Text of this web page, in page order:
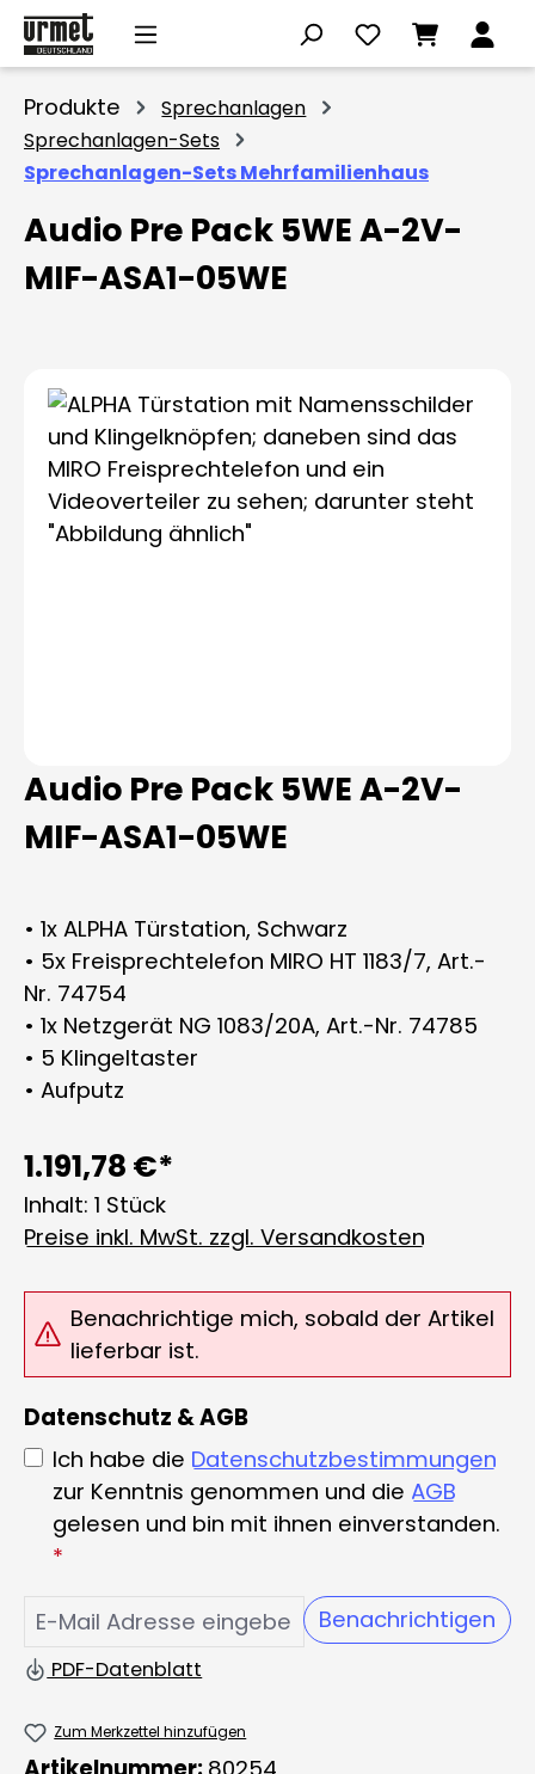
Zum Hauptinhalt springen
Produkte
Sprechanlagen
Sprechanlagen-Sets
Sprechanlagen-Sets Mehrfamilienhaus
Audio Pre Pack 5WE A-2V-
MIF-ASA1-05WE
Bildergalerie überspringen
Audio Pre Pack 5WE A-2V-
MIF-ASA1-05WE
• 1x ALPHA Türstation, Schwarz
• 5x Freisprechtelefon MIRO HT 1183/7, Art.-
Nr. 74754
• 1x Netzgerät NG 1083/20A, Art.-Nr. 74785
• 5 Klingeltaster
• Aufputz
1.191,78 €*
Inhalt: 1 Stück
Preise inkl. MwSt. zzgl. Versandkosten
Benachrichtige mich, sobald der Artikel
lieferbar ist.
Datenschutz & AGB
Ich habe die Datenschutzbestimmungen
zur Kenntnis genommen und die AGB
gelesen und bin mit ihnen einverstanden.
*
Benachrichtigen
PDF-Datenblatt
Zum Merkzettel hinzufügen